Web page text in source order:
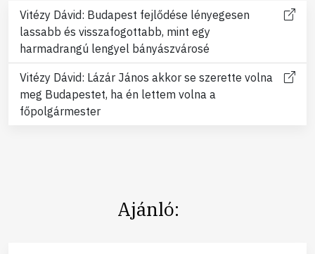
Vitézy Dávid: Budapest fejlődése lényegesen
lassabb és visszafogottabb, mint egy
harmadrangú lengyel bányászvárosé
Vitézy Dávid: Lázár János akkor se szerette volna
meg Budapestet, ha én lettem volna a
főpolgármester
Ajánló: